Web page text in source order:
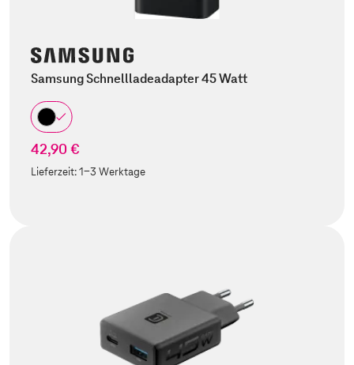
Samsung Schnellladeadapter 45 Watt
42,90 €
Lieferzeit:1-3 Werktage